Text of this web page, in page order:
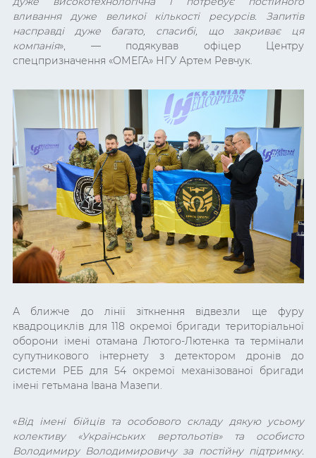
вливання дуже великої кількості ресурсів. Запитів
насправді дуже багато, спасибі, що закриває ця
компанія», — подякував офіцер Центру
спецпризначення «ОМЕГА» НГУ Артем Ревчук.
А ближче до лінії зіткнення відвезли ще фуру
квадроциклів для 118 окремої бригади територіальної
оборони імені отамана Лютого-Лютенка та термінали
супутникового інтернету з детектором дронів до
системи РЕБ для 54 окремої механізованої бригади
імені гетьмана Івана Мазепи.
«Від імені бійців та особового складу дякую усьому
колективу «Українських вертольотів» та особисто
Володимиру Володимировичу за постійну підтримку.